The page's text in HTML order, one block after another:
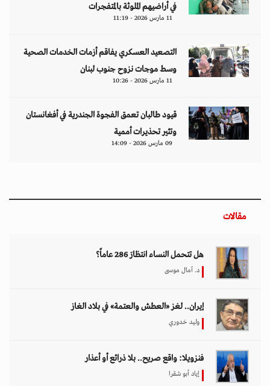
في أراضيهم الملوثة بالمتفجرات
11 مارس 2026 - 11:19
التصعيد العسكري يفاقم أزمات الخدمات الصحية
وسط موجات نزوح جنوب لبنان
11 مارس 2026 - 10:26
قيود طالبان تعمق الفجوة الجندرية في أفغانستان
وتثير تحذيرات أممية
09 مارس 2026 - 14:09
مقالات
هل تتحمل النساء انتظارَ 286 عاماً؟
د. آمال موسى
إيران.. لغز «العطش والعتمة» في بلاد الغاز
وليد خدوري
فنزويلا: واقع صريح.. بلا ذرائع أو أعذار
إياد أبو شقرا